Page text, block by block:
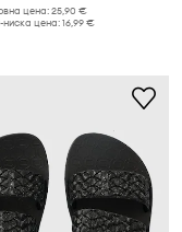
цена:25,90 €
ниска цена:16,99 €